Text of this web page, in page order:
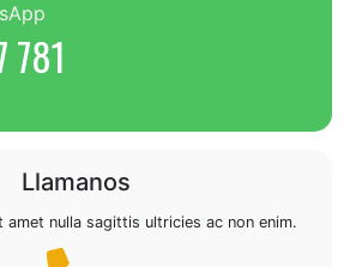
781
Llamanos
amet nulla sagittis ultricies ac non enim.